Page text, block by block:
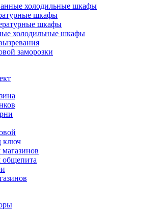
холодильные шкафы
шкафы
шкафы
холодильные шкафы
заморозки
ключ
общепита